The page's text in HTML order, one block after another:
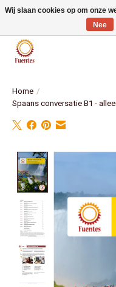
Home /
Spaans conversatie B1 -
Product
Wij slaan cookies op om onze
Nee